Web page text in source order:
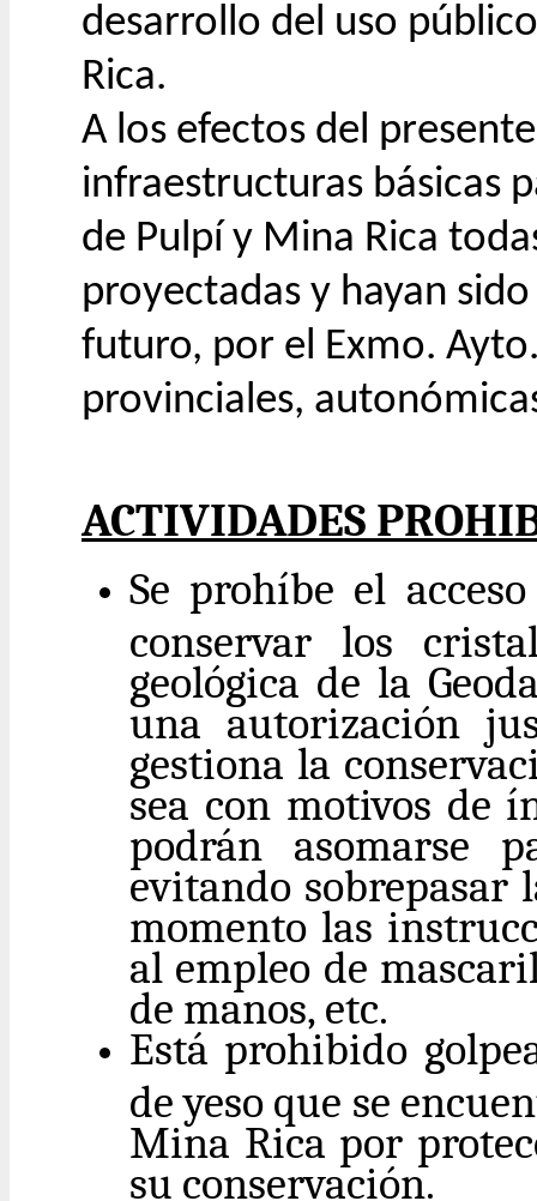
desarrollo del uso
Rica.
A los efectos del
infraestructuras básicas
de Pulpí y Mina Rica
proyectadas y hayan
futuro, por el Exmo.
provinciales,
ACTIVIDADES
Se prohíbe el
conservar los
geológica de la
una autorización
gestiona la
sea con motivos de
podrán asomarse
evitando sobrepasar
momento las
al empleo de
de manos, etc.
Está prohibido
de yeso que se
Mina Rica por
su conservación.